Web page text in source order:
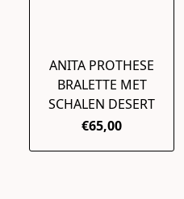
ANITA PROTHESE
BRALETTE MET
SCHALEN DESERT
€65,00